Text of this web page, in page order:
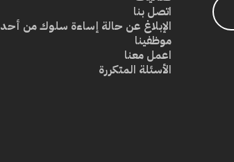
اتصل بنا
الإبلاغ عن حالة إساءة سلوك من أحد
موظفينا
اعمل معنا
الأسئلة المتكررة